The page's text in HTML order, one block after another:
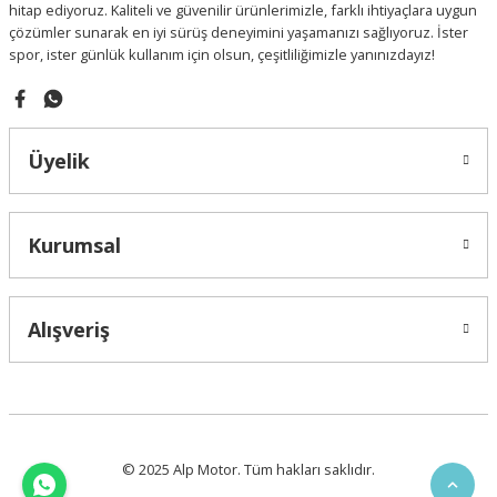
Bu ürüne benzer farklı alternatifler olmalı.
hitap ediyoruz. Kaliteli ve güvenilir ürünlerimizle, farklı ihtiyaçlara uygun
çözümler sunarak en iyi sürüş deneyimini yaşamanızı sağlıyoruz. İster
spor, ister günlük kullanım için olsun, çeşitliliğimizle yanınızdayız!
Üyelik
Kurumsal
Alışveriş
© 2025 Alp Motor. Tüm hakları saklıdır.